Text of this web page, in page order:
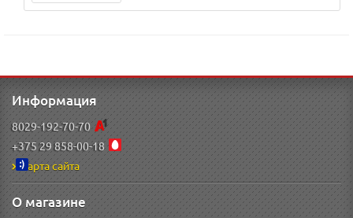
Информация
8029-192-70-70
+375 29 858-00-18
Карта сайта
О магазине